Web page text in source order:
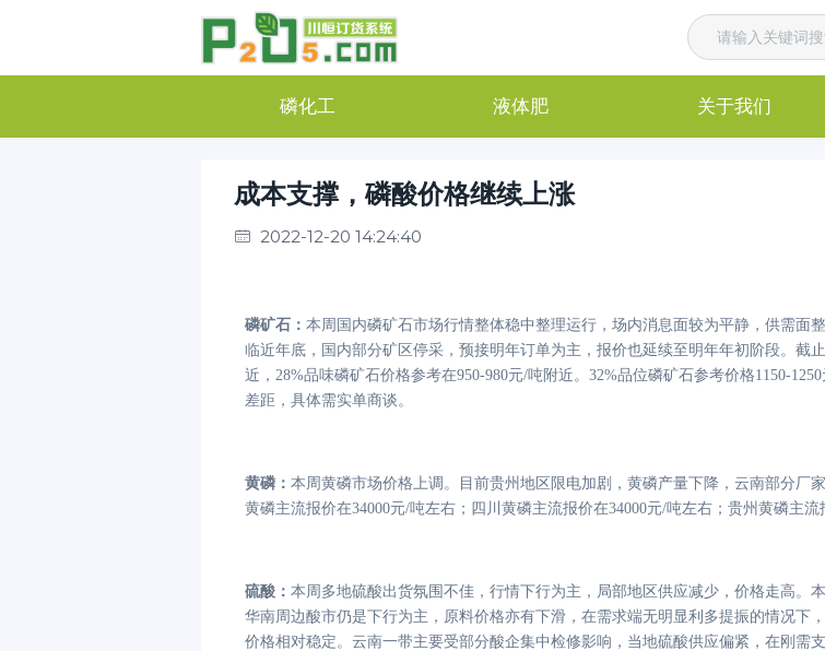
磷化工 液体肥 关于我们
成本支撑，磷酸价格继续上涨
2022-12-20 14:24:40
磷矿石 ： 本周国内磷矿石市场行情整体稳中整理运行，场内消息面较为平静，供需面
临近年底，国内部分矿区停采，预接明年订单为主，报价也延续至明年年初阶段。截
近，28%品味磷矿石价格参考在950-980元/吨附近。32%品位磷矿石参考价格1150-
差距，具体需实单商谈。
黄磷 ： 本周黄磷市场价格上调。目前贵州地区限电加剧，黄磷产量下降，云南部分厂
黄磷主流报价在34000元/吨左右；四川黄磷主流报价在34000元/吨左右；贵州黄磷主流
硫酸 ： 本周多地硫酸出货氛围不佳，行情下行为主，局部地区供应减少，价格走高。
华南周边酸市仍是下行为主，原料价格亦有下滑，在需求端无明显利多提振的情况下
价格相对稳定。云南一带主要受部分酸企集中检修影响，当地硫酸供应偏紧，在刚需